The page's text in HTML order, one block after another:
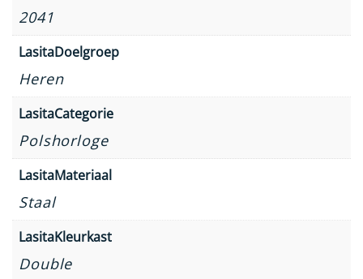
2041
LasitaDoelgroep
Heren
LasitaCategorie
Polshorloge
LasitaMateriaal
Staal
LasitaKleurkast
Double